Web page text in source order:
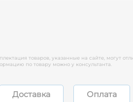
товаров, указанные на сайте, могут
по товару можно у консультанта.
Доставка Оплата